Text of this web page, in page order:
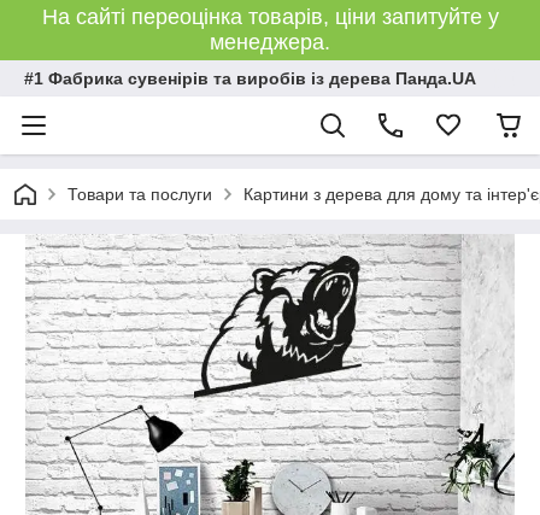
На сайті переоцінка товарів, ціни запитуйте у
менеджера.
#1 Фабрика сувенірів та виробів із дерева Панда.UA
Товари та послуги Картини з дерева для дому та